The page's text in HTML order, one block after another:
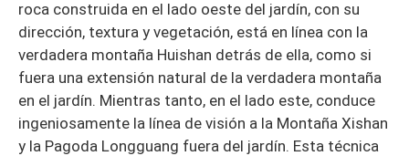
roca construida en el lado oeste del jardín, con su
dirección, textura y vegetación, está en línea con la
verdadera montaña Huishan detrás de ella, como si
fuera una extensión natural de la verdadera montaña
en el jardín. Mientras tanto, en el lado este, conduce
ingeniosamente la línea de visión a la Montaña Xishan
y la Pagoda Longguang fuera del jardín. Esta técnica